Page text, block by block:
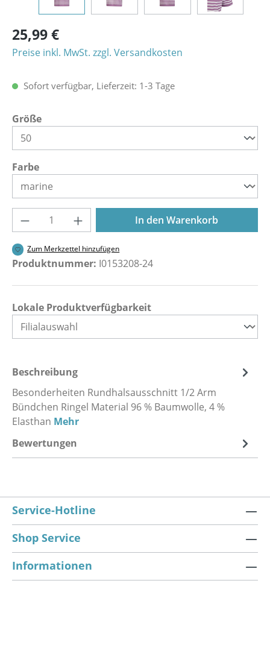
25,99 €
Preise inkl. MwSt. zzgl. Versandkosten
Sofort verfügbar, Lieferzeit: 1-3 Tage
Größeauswählen
Farbeauswählen
Produkt Anzahl: Gib den gewünschten
In den Warenkorb
Zum Merkzettel hinzufügen
Produktnummer: I0153208-24
Lokale Produktverfügbarkeit
Beschreibung
Besonderheiten Rundhalsausschnitt 1/2 Arm
Bündchen Ringel Material 96 % Baumwolle, 4 %
Elasthan Mehr
Bewertungen
Service-Hotline
Shop Service
Informationen